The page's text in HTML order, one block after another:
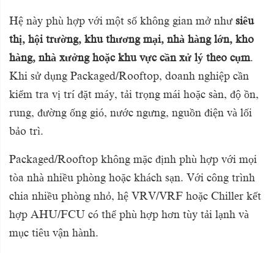
Hệ này phù hợp với một số không gian mở như siêu
thị, hội trường, khu thương mại, nhà hàng lớn, kho
hàng, nhà xưởng hoặc khu vực cần xử lý theo cụm.
Khi sử dụng Packaged/Rooftop, doanh nghiệp cần
kiểm tra vị trí đặt máy, tải trọng mái hoặc sàn, độ ồn,
rung, đường ống gió, nước ngưng, nguồn điện và lối
bảo trì.
Packaged/Rooftop không mặc định phù hợp với mọi
tòa nhà nhiều phòng hoặc khách sạn. Với công trình
chia nhiều phòng nhỏ, hệ VRV/VRF hoặc Chiller kết
hợp AHU/FCU có thể phù hợp hơn tùy tải lạnh và
mục tiêu vận hành.